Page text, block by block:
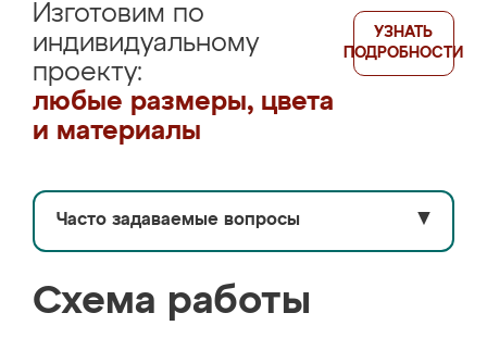
Изготовим по
индивидуальному
проекту:
любые размеры, цвета
и материалы
УЗНАТЬ
ПОДРОБНОСТИ
Часто задаваемые вопросы ▼
Схема работы